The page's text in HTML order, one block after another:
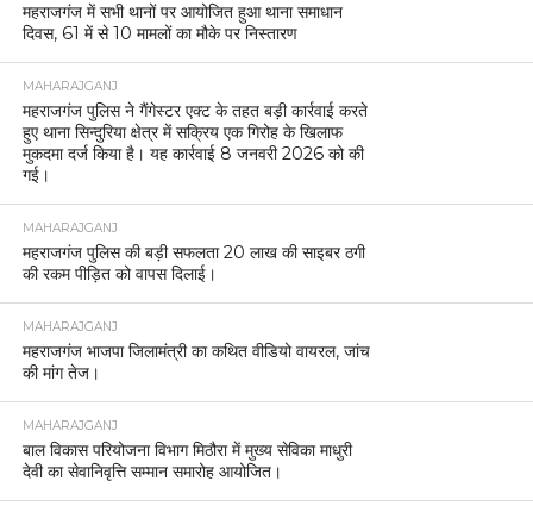
महराजगंज में सभी थानों पर आयोजित हुआ थाना समाधान
दिवस, 61 में से 10 मामलों का मौके पर निस्तारण
MAHARAJGANJ
महराजगंज पुलिस ने गैंगेस्टर एक्ट के तहत बड़ी कार्रवाई करते
हुए थाना सिन्दुरिया क्षेत्र में सक्रिय एक गिरोह के खिलाफ
मुकदमा दर्ज किया है। यह कार्रवाई 8 जनवरी 2026 को की
गई।
MAHARAJGANJ
महराजगंज पुलिस की बड़ी सफलता 20 लाख की साइबर ठगी
की रकम पीड़ित को वापस दिलाई।
MAHARAJGANJ
महराजगंज भाजपा जिलामंत्री का कथित वीडियो वायरल, जांच
की मांग तेज।
MAHARAJGANJ
बाल विकास परियोजना विभाग मिठौरा में मुख्य सेविका माधुरी
देवी का सेवानिवृत्ति सम्मान समारोह आयोजित।